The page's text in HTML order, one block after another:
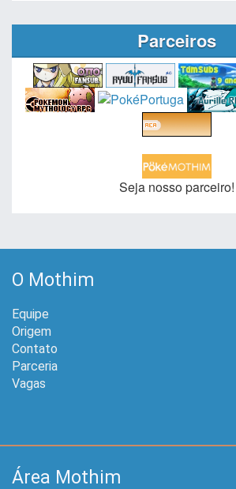
Parceiros
Seja nosso parceiro!
O Mothim
Equipe
Origem
Contato
Parceria
Vagas
Área Mothim